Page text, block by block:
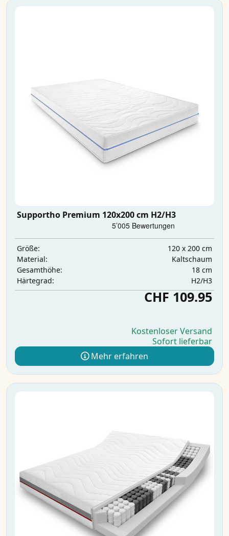
Supportho Premium 120x200 cm H2/H3
Größe:
120 x 200 cm
Material:
Kaltschaum
Gesamthöhe:
18 cm
Härtegrad:
H2/H3
CHF 109.95
Kostenloser Versand
Sofort lieferbar
Mehr erfahren